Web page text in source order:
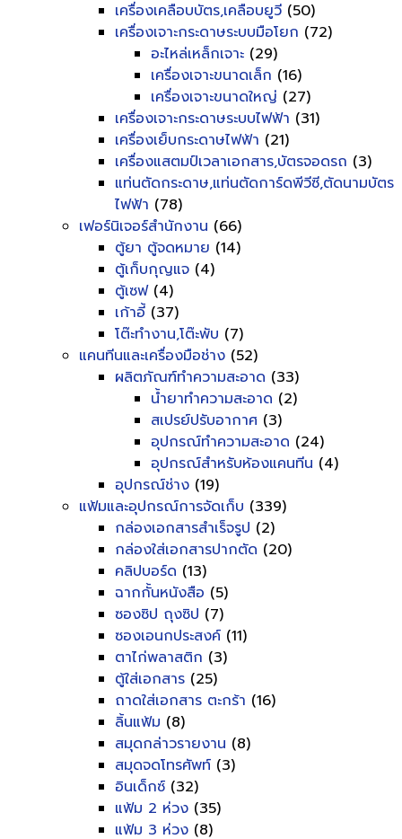
เครื่องเคลือบบัตร,เคลือบยูวี (50)
เครื่องเจาะกระดาษระบบมือโยก (72)
อะไหล่เหล็กเจาะ (29)
เครื่องเจาะขนาดเล็ก (16)
เครื่องเจาะขนาดใหญ่ (27)
เครื่องเจาะกระดาษระบบไฟฟ้า (31)
เครื่องเย็บกระดาษไฟฟ้า (21)
เครื่องแสตมป์เวลาเอกสาร,บัตรจอดรถ (3)
แท่นตัดกระดาษ,แท่นตัดการ์ดพีวีซี,ตัดนามบัตร
ไฟฟ้า (78)
เฟอร์นิเจอร์สำนักงาน (66)
ตู้ยา ตู้จดหมาย (14)
ตู้เก็บกุญแจ (4)
ตู้เซฟ(4)
เก้าอี้ (37)
โต๊ะทำงาน,โต๊ะพับ (7)
แคนทีนและเครื่องมือช่าง (52)
ผลิตภัณฑ์ทำความสะอาด (33)
น้ำยาทำความสะอาด (2)
สเปรย์ปรับอากาศ (3)
อุปกรณ์ทำความสะอาด (24)
อุปกรณ์สำหรับห้องแคนทีน (4)
อุปกรณ์ช่าง (19)
แฟ้มและอุปกรณ์การจัดเก็บ (339)
กล่องเอกสารสำเร็จรูป (2)
กล่องใส่เอกสารปากตัด (20)
คลิปบอร์ด (13)
ฉากกั้นหนังสือ (5)
ซองซิป ถุงซิป (7)
ซองเอนกประสงค์ (11)
ตาไก่พลาสติก (3)
ตู้ใส่เอกสาร (25)
ถาดใส่เอกสาร ตะกร้า (16)
ลิ้นแฟ้ม (8)
สมุดกล่าวรายงาน (8)
สมุดจดโทรศัพท์ (3)
อินเด็กซ์ (32)
แฟ้ม 2 ห่วง (35)
แฟ้ม 3 ห่วง (8)